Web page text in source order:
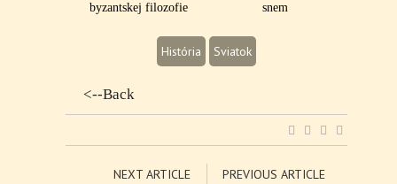
byzantskej filozofie
snem
História Sviatok
<--Back
NEXT ARTICLE PREVIOUS ARTICLE